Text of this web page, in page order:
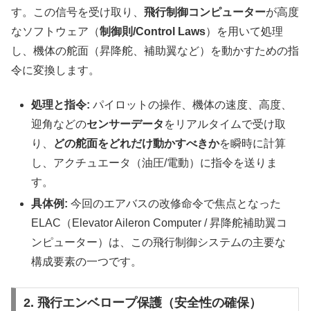
す。この信号を受け取り、 飛行制御コンピューターが高度
なソフトウェア（制御則/Control Laws）を用いて処理
し、機体の舵面（昇降舵、補助翼など）を動かすための指
令に変換します。
処理と指令: パイロットの操作、機体の速度、高度、
迎角などのセンサーデータ をリアルタイムで受け取
り、
どの舵面をどれだけ動かすべきかを瞬時に計算
し、アクチュエータ（油圧/電動）に指令を送りま
す。
具体例: 今回のエアバスの改修命令で焦点となった
ELAC（Elevator Aileron Computer / 昇降舵補助翼コ
ンピューター）は、この飛行制御システムの主要な
構成要素の一つです。
2. 飛行エンベロープ保護（安全性の確保）